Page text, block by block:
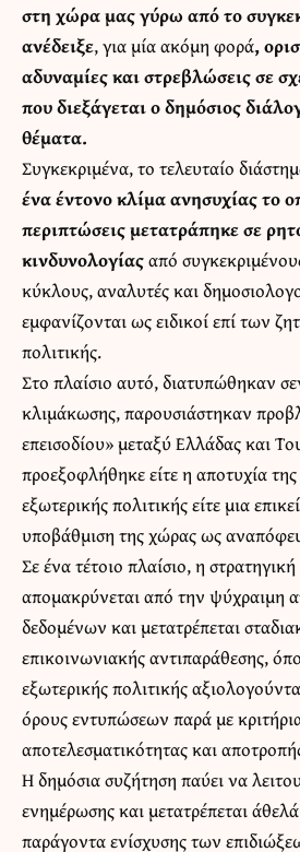
στη χώρα μας γύρω από το
ανέδειξε, για μία ακόμη φορά,
αδυναμίες και στρεβλώσεις σε
που διεξάγεται ο δημόσιος
θέματα.
Συγκεκριμένα, το τελευταίο
ένα έντονο κλίμα ανησυχίας το
περιπτώσεις μετατράπηκε σε
κινδυνολογίαςαπό
κύκλους, αναλυτές και
εμφανίζονται ως ειδικοί επί των
πολιτικής.
Στο πλαίσιο αυτό, διατυπώθηκαν
κλιμάκωσης, παρουσιάστηκαν
επεισοδίου» μεταξύ Ελλάδας και
προεξοφλήθηκε είτε η αποτυχία
εξωτερικής πολιτικής είτε μια
υποβάθμιση της χώρας ως
Σε ένα τέτοιο πλαίσιο, η
απομακρύνεται από την ψύχραιμη
δεδομένων και μετατρέπεται
επικοινωνιακής αντιπαράθεσης,
εξωτερικής πολιτικής
όρους εντυπώσεων παρά με
αποτελεσματικότητας και
Η δημόσια συζήτηση παύει να
ενημέρωσης και μετατρέπεται
παράγοντα ενίσχυσης των